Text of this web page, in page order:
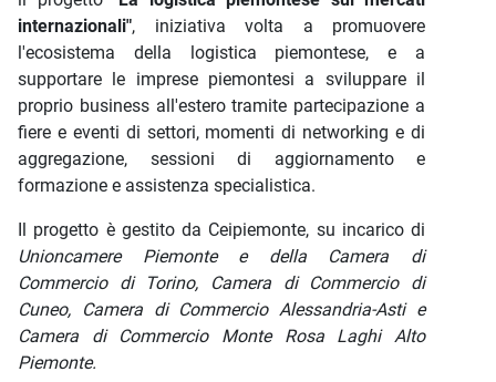
internazionali", iniziativa volta a promuovere
l'ecosistema della logistica piemontese, e a
supportare le imprese piemontesi a sviluppare il
proprio business all'estero tramite partecipazione a
fiere e eventi di settori, momenti di networking e di
aggregazione, sessioni di aggiornamento e
formazione e assistenza specialistica.
Il progetto è gestito da Ceipiemonte, su incarico di
Unioncamere Piemonte e della Camera di
Commercio di Torino, Camera di Commercio di
Cuneo, Camera di Commercio Alessandria-Asti e
Camera di Commercio Monte Rosa Laghi Alto
Piemonte.